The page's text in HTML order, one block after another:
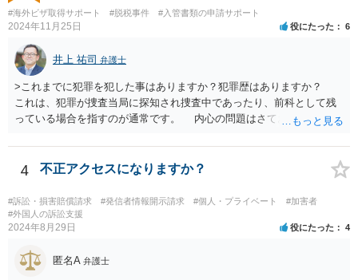
#海外ビザ取得サポート #脱税事件 #入管書類の申請サポート
2024年11月25日 役にたった 6
井上 祐司 弁護士
>これまでに犯罪を犯した事はありますか？犯罪歴はありますか？
これは、犯罪が捜査当局に探知され捜査中であったり、前科として残
っている場合を指すのが通常です。 内心の問題はさておき、ご質問
4 不正アクセスになりますか？
#訴訟・損害賠償請求 #発信者情報開示請求 #個人・プライベート
#加害者
#外国人の訴訟支援
2024年8月29日 役にたった 4
匿名A 弁護士